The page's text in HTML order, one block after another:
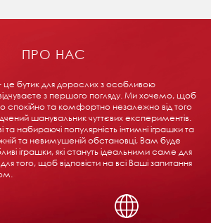
ПРО НАС
це бутик для дорослих з особливою
з першого погляду. Ми хочемо, щоб
спокійно та комфортно незалежно від того
шанувальник чуттєвих експериментів.
та набираючі популярність інтимні іграшки та
та невимушеній обстановці, Вам буде
іграшки, які стануть ідеальними саме для
того, щоб відповісти на всі Ваші запитання